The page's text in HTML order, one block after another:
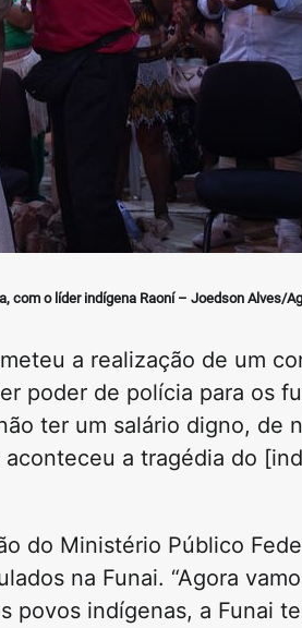
com o líder indígena Raoní – Joedson Alves/
a realização de um
poder de polícia para os
ter um salário digno, de
a tragédia do
do Ministério Público
na Funai. “Agora
povos indígenas, a Funai